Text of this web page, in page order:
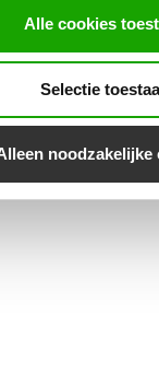
Alle cookies
Selectie
noodzakelijke
reserved